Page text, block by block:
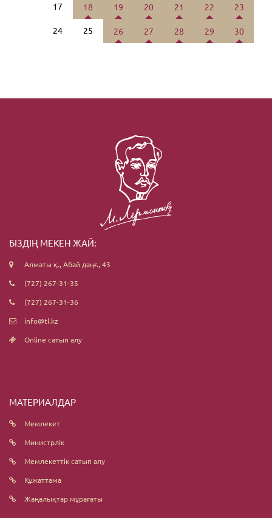
17 18 19 20 21 22 23
24 25 26 27 28 29 30
БІЗДІҢ МЕКЕН ЖАЙ:
Алматы қ., Абай даңғ., 43
(727) 267-31-35
(727) 267-31-36
info@tl.kz
Online сатып алу
МАТЕРИАЛДАР
Мемлекет
Министрлік
Мемлекеттік сатып алу
Құжаттама
Жаңалықтар мұрағаты